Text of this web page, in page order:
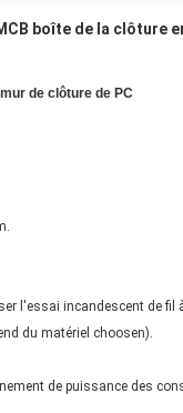
boîte de la clôture
de clôture de PC
l'essai incandescent de fil
du matériel choosen).
de puissance des